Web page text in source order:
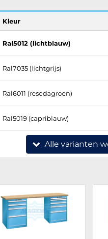
Kleur
Ral5012 (lichtblauw)
Ral7035 (lichtgrijs)
Ral6011 (resedagroen)
Ral5019 (capriblauw)
Alle varianten